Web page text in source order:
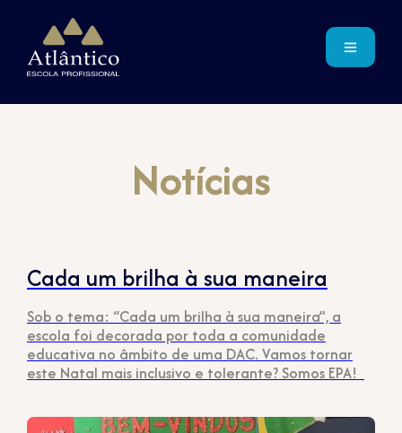
Notícias
Cada um brilha à sua maneira
Sob o tema: “Cada um brilha à sua maneira”, a
escola foi decorada por toda a comunidade
educativa no âmbito de uma DAC. Vamos tornar
este Natal mais inclusivo e tolerante? Somos EPA!